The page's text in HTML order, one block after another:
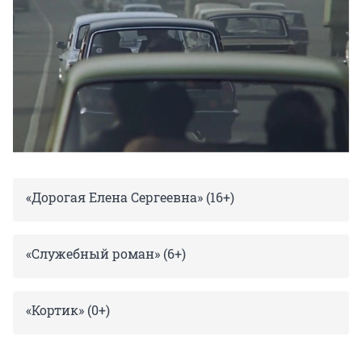
«Дорогая Елена Сергеевна» (16+)
«Служебный роман» (6+)
«Кортик» (0+)